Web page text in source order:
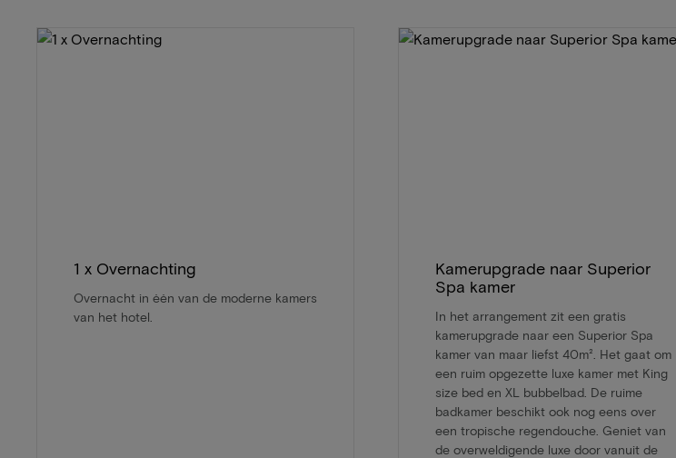
1 x Overnachting
Overnacht in ėėn van de moderne kamers
van het hotel.
Kamerupgrade naar Superior
Spa kamer
In het arrangement zit een gratis
kamerupgrade naar een Superior Spa
kamer van maar liefst 40m². Het gaat om
een ruim opgezette luxe kamer met King
size bed en XL bubbelbad. De ruime
badkamer beschikt ook nog eens over
een tropische regendouche. Geniet van
de overweldigende luxe door vanuit de